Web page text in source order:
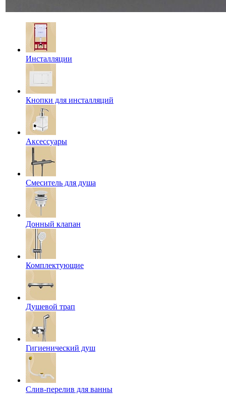
Инсталляции
Кнопки для инсталляций
Аксессуары
Смеситель для душа
Донный клапан
Комплектующие
Душевой трап
Гигиенический душ
Слив-перелив для ванны